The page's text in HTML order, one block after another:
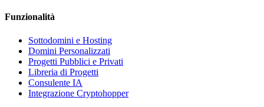
Funzionalità
Sottodomini e Hosting
Domini Personalizzati
Progetti Pubblici e Privati
Libreria di Progetti
Consulente IA
Integrazione Cryptohopper